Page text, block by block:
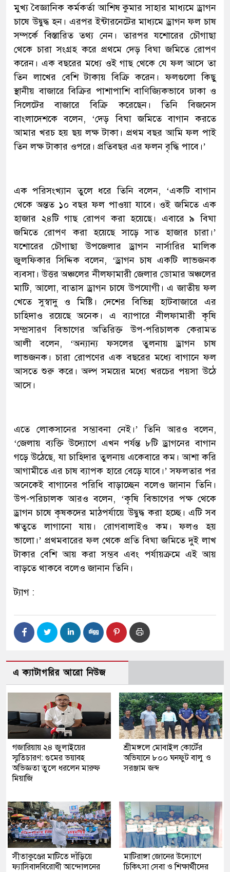
মুখ্য বৈজ্ঞানিক কর্মকর্তা আশিষ কুমার সাহার মাধ্যমে ড্রাগন
চাষে উদ্বুদ্ধ হন। এরপর ইন্টারনেটের মাধ্যমে ড্রাগন ফল চাষ
সম্পর্কে বিস্তারিত তথ্য নেন। তারপর যশোরের চৌগাছা
থেকে চারা সংগ্রহ করে প্রথমে দেড় বিঘা জমিতে রোপণ
করেন। এক বছরের মধ্যে ওই গাছ থেকে যে ফল আসে তা
তিন লাখের বেশি টাকায় বিক্রি করেন। ফলগুলো কিছু
স্থানীয় বাজারে বিক্রির পাশাপাশি বাণিজ্যিকভাবে ঢাকা ও
সিলেটের বাজারে বিক্রি করেছেন। তিনি বিজনেস
বাংলাদেশকে বলেন, ‘দেড় বিঘা জমিতে বাগান করতে
আমার খরচ হয় ছয় লক্ষ টাকা। প্রথম বছর আমি ফল পাই
তিন লক্ষ টাকার ওপরে। প্রতিবছর এর ফলন বৃদ্ধি পাবে।’
এক পরিসংখ্যান তুলে ধরে তিনি বলেন, ‘একটি বাগান
থেকে অন্তত ১০ বছর ফল পাওয়া যাবে। ওই জমিতে এক
হাজার ২৪টি গাছ রোপণ করা হয়েছে। এবারে ৯ বিঘা
জমিতে রোপণ করা হয়েছে সাড়ে সাত হাজার চারা।’
যশোরের চৌগাছা উপজেলার ড্রাগন নার্সারির মালিক
জুলফিকার সিদ্দিক বলেন, ‘ড্রাগন চাষ একটি লাভজনক
ব্যবসা। উত্তর অঞ্চলের নীলফামারী জেলার ডোমার অঞ্চলের
মাটি, আলো, বাতাস ড্রাগন চাষে উপযোগী। এ জাতীয় ফল
খেতে সুস্বাদু ও মিষ্টি। দেশের বিভিন্ন হাটবাজারে এর
চাহিদাও রয়েছে অনেক। এ ব্যাপারে নীলফামারী কৃষি
সম্প্রসারণ বিভাগের অতিরিক্ত উপ-পরিচালক কেরামত
আলী বলেন, ‘অন্যান্য ফসলের তুলনায় ড্রাগন চাষ
লাভজনক। চারা রোপণের এক বছরের মধ্যে বাগানে ফল
আসতে শুরু করে। অল্প সময়ের মধ্যে খরচের পয়সা উঠে
আসে।
এতে লোকসানের সম্ভাবনা নেই।’ তিনি আরও বলেন,
‘জেলায় ব্যক্তি উদ্যোগে এখন পর্যন্ত ৮টি ড্রাগনের বাগান
গড়ে উঠেছে, যা চাহিদার তুলনায় একেবারে কম। আশা করি
আগামীতে এর চাষ ব্যাপক হারে বেড়ে যাবে।’ সফলতার পর
অনেকেই বাগানের পরিধি বাড়াচ্ছেন বলেও জানান তিনি।
উপ-পরিচালক আরও বলেন, ‘কৃষি বিভাগের পক্ষ থেকে
ড্রাগন চাষে কৃষকদের মাঠপর্যায়ে উদ্বুদ্ধ করা হচ্ছে। এটি সব
ঋতুতে লাগানো যায়। রোগবালাইও কম। ফলও হয়
ভালো।’ প্রথমবারের ফল থেকে প্রতি বিঘা জমিতে দুই লাখ
টাকার বেশি আয় করা সম্ভব এবং পর্যায়ক্রমে এই আয়
বাড়তে থাকবে বলেও জানান তিনি।
ট্যাগ :
এ ক্যাটাগরির আরো নিউজ
গজারিয়ায় ২৪ জুলাইয়ের
স্মৃতিচারণ: গুমের ভয়াবহ
অভিজ্ঞতা তুলে ধরলেন মারুফ
মিয়াজি
শ্রীমঙ্গলে মোবাইল কোর্টের
অভিযানে ৮০০ ঘনফুট বালু ও
সরঞ্জাম জব্দ
সীতাকুণ্ডের মাটিতে দাঁড়িয়ে
ফ্যাসিবাদবিরোধী আন্দোলনের
মাটিরাঙ্গা জোনের উদ্যোগে
চিকিৎসা সেবা ও শিক্ষার্থীদের